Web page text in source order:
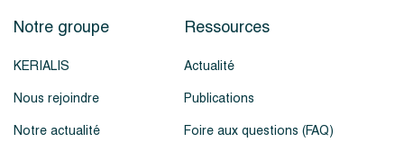
Notre groupe
KERIALIS
Nous rejoindre
Notre actualité
Ressources
Actualité
Publications
Foire aux questions (FAQ)